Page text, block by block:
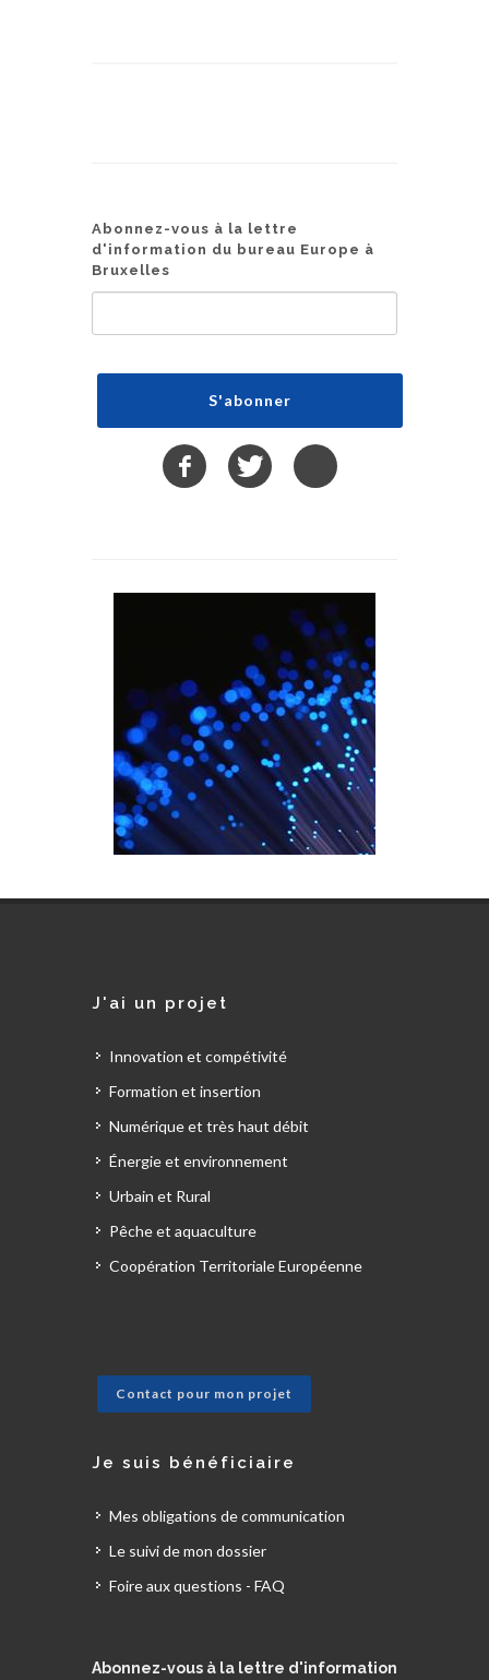
Abonnez-vous à la lettre
d'information du bureau Europe à
Bruxelles
J'ai un projet
Innovation et compétivité
Formation et insertion
Numérique et très haut débit
Énergie et environnement
Urbain et Rural
Pêche et aquaculture
Coopération Territoriale Européenne
Contact pour mon projet
Je suis bénéficiaire
Mes obligations de communication
Le suivi de mon dossier
Foire aux questions - FAQ
Abonnez-vous à la lettre d'information